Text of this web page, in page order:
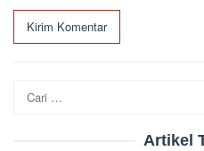
untuk:
Artikel